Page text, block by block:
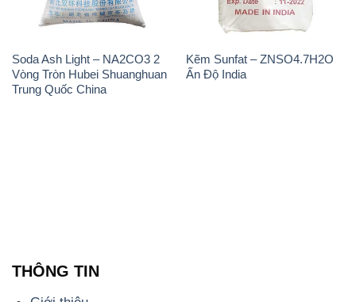
Chính sách và quy định chung
Tin tức